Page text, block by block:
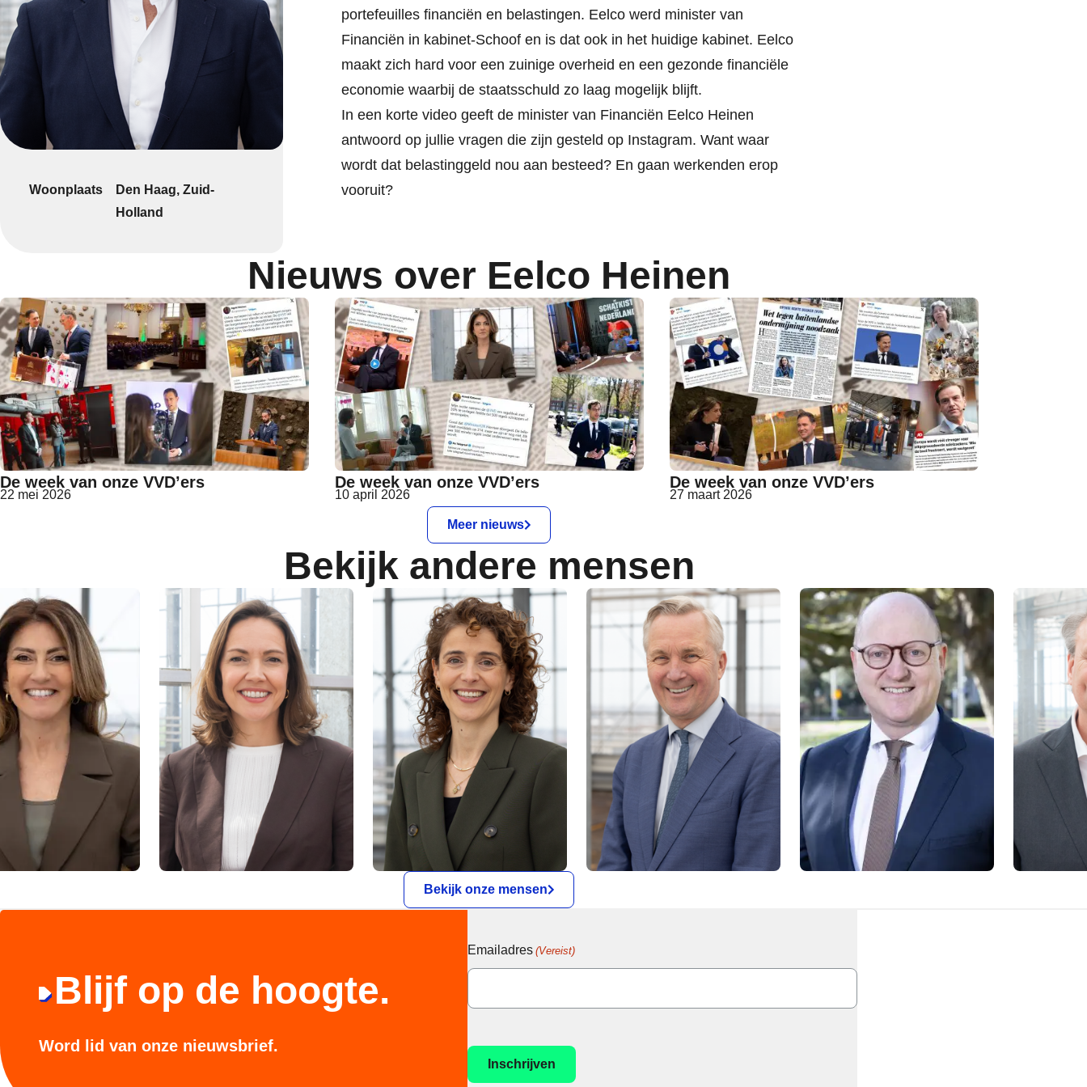
Woonplaats
Den Haag, Zuid-
Holland
portefeuilles financiën en belastingen. Eelco werd minister van
Financiën in kabinet-Schoof en is dat ook in het huidige kabinet. Eelco
maakt zich hard voor een zuinige overheid en een gezonde financiële
economie waarbij de staatsschuld zo laag mogelijk blijft.
In een korte video geeft de minister van Financiën Eelco Heinen
antwoord op jullie vragen die zijn gesteld op Instagram. Want waar
wordt dat belastinggeld nou aan besteed? En gaan werkenden erop
vooruit?
Nieuws over Eelco Heinen
De week van onze VVD’ers
22 mei 2026
De week van onze VVD’ers
10 april 2026
De week van onze VVD’ers
27 maart 2026
Meer nieuws
Bekijk andere mensen
Bekijk onze mensen
Blijf op de hoogte.
Word lid van onze nieuwsbrief.
Emailadres (Vereist)